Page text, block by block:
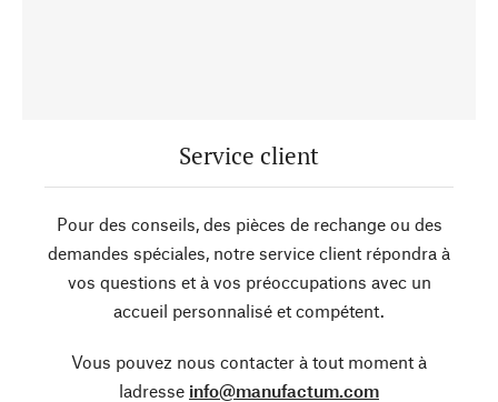
Service client
Pour des conseils, des pièces de rechange ou des
demandes spéciales, notre service client répondra à
vos questions et à vos préoccupations avec un
accueil personnalisé et compétent.
Vous pouvez nous contacter à tout moment à
ladresse info@manufactum.com